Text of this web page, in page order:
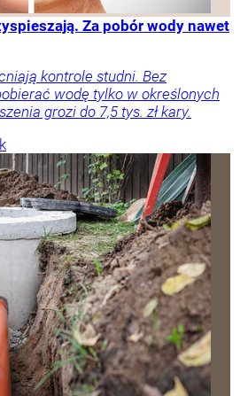
Za pobór wody nawet
kontrole studni. Bez
wodę tylko w określonych
grozi do 7,5 tys. zł kary.